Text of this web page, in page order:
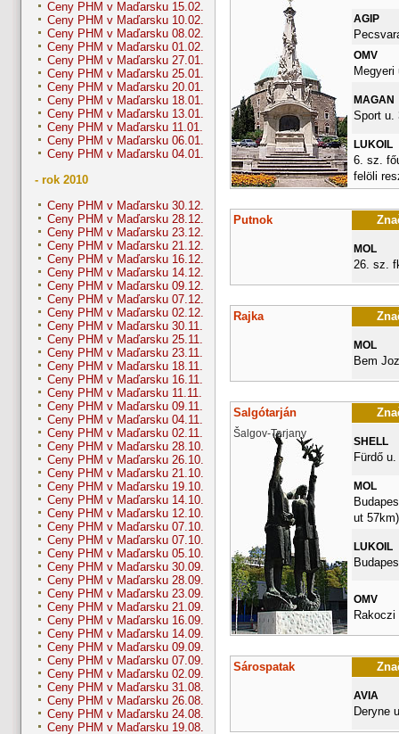
Ceny PHM v Maďarsku 15.02.
Ceny PHM v Maďarsku 10.02.
Ceny PHM v Maďarsku 08.02.
Ceny PHM v Maďarsku 01.02.
Ceny PHM v Maďarsku 27.01.
Ceny PHM v Maďarsku 25.01.
Ceny PHM v Maďarsku 20.01.
Ceny PHM v Maďarsku 18.01.
Ceny PHM v Maďarsku 13.01.
Ceny PHM v Maďarsku 11.01.
Ceny PHM v Maďarsku 06.01.
Ceny PHM v Maďarsku 04.01.
- rok 2010
Ceny PHM v Maďarsku 30.12.
Ceny PHM v Maďarsku 28.12.
Ceny PHM v Maďarsku 23.12.
Ceny PHM v Maďarsku 21.12.
Ceny PHM v Maďarsku 16.12.
Ceny PHM v Maďarsku 14.12.
Ceny PHM v Maďarsku 09.12.
Ceny PHM v Maďarsku 07.12.
Ceny PHM v Maďarsku 02.12.
Ceny PHM v Maďarsku 30.11.
Ceny PHM v Maďarsku 25.11.
Ceny PHM v Maďarsku 23.11.
Ceny PHM v Maďarsku 18.11.
Ceny PHM v Maďarsku 16.11.
Ceny PHM v Maďarsku 11.11.
Ceny PHM v Maďarsku 09.11.
Ceny PHM v Maďarsku 04.11.
Ceny PHM v Maďarsku 02.11.
Ceny PHM v Maďarsku 28.10.
Ceny PHM v Maďarsku 26.10.
Ceny PHM v Maďarsku 21.10.
Ceny PHM v Maďarsku 19.10.
Ceny PHM v Maďarsku 14.10.
Ceny PHM v Maďarsku 12.10.
Ceny PHM v Maďarsku 07.10.
Ceny PHM v Maďarsku 07.10.
Ceny PHM v Maďarsku 05.10.
Ceny PHM v Maďarsku 30.09.
Ceny PHM v Maďarsku 28.09.
Ceny PHM v Maďarsku 23.09.
Ceny PHM v Maďarsku 21.09.
Ceny PHM v Maďarsku 16.09.
Ceny PHM v Maďarsku 14.09.
Ceny PHM v Maďarsku 09.09.
Ceny PHM v Maďarsku 07.09.
Ceny PHM v Maďarsku 02.09.
Ceny PHM v Maďarsku 31.08.
Ceny PHM v Maďarsku 26.08.
Ceny PHM v Maďarsku 24.08.
Ceny PHM v Maďarsku 19.08.
AGIP
OMV
Megyeri
MAGAN
Sport u.
LUKOIL
6. sz.
felöli
Putnok
MOL
26. sz.
Rajka
MOL
Bem
Salgótarján
Šalgov-Tarjany
SHELL
Fürdő u.
MOL
ut 57km)
LUKOIL
OMV
Rakoczi
Sárospatak
AVIA
Deryne